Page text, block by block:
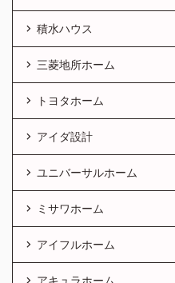
積水ハウス
三菱地所ホーム
トヨタホーム
アイダ設計
ユニバーサルホーム
ミサワホーム
アイフルホーム
アキュラホーム